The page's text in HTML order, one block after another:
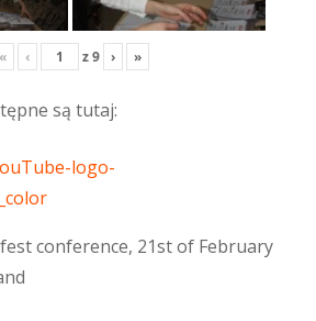
« ‹ z9 › »
są tutaj:
conference, 21st of February